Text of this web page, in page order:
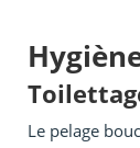
Le pelage